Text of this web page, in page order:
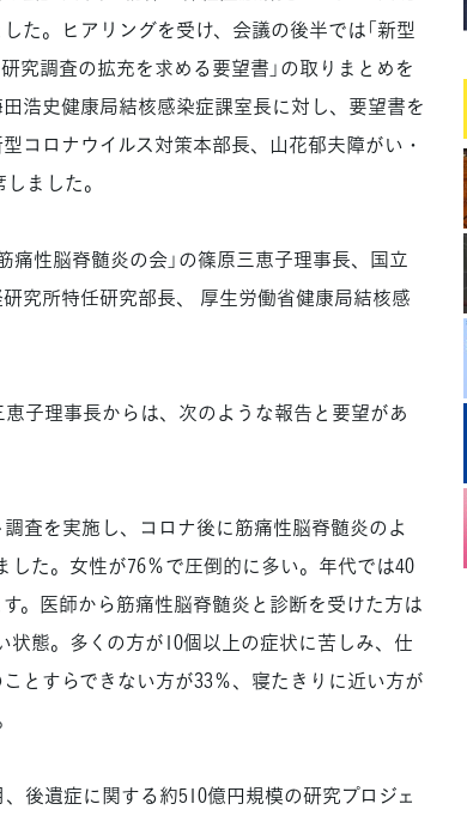
。ヒアリングを受け、会議の後半では「新型
究調査の拡充を求める要望書」の取りまとめを
浩史健康局結核感染症課室長に対し、要望書を
コロナウイルス対策本部長、山花郁夫障がい・
ました。
性脳脊髄炎の会」の篠原三恵子理事長、国立
究所特任研究部長、 厚生労働省健康局結核感
子理事長からは、次のような報告と要望があ
査を実施し、コロナ後に筋痛性脳脊髄炎のよ
た。女性が76％で圧倒的に多い。年代では40
。医師から筋痛性脳脊髄炎と診断を受けた方は
態。多くの方が10個以上の症状に苦しみ、仕
とすらできない方が33％、寝たきりに近い方が
、後遺症に関する約510億円規模の研究プロジェ